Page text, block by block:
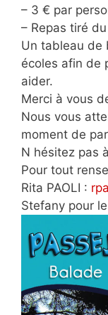
– 3 € par
– Repas tiré
Un tableau de
écoles afin de
aider.
Merci à vous
Nous vous
moment de
N hésitez pas
Pour tout
Rita PAOLI :
Stefany pour